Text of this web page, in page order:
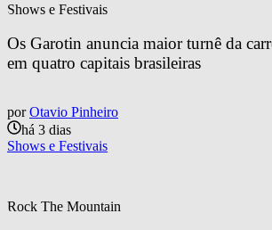
Shows e Festivais
Os Garotin anuncia maior turnê da
em quatro capitais brasileiras
por Otavio Pinheiro
há 3 dias
Shows e Festivais
Rock The Mountain